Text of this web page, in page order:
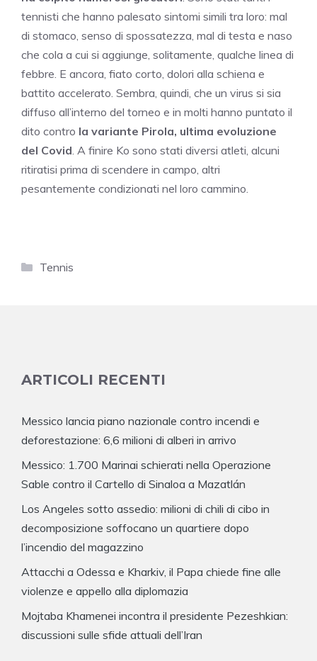
tennisti che hanno palesato sintomi simili tra loro: mal
di stomaco, senso di spossatezza, mal di testa e naso
che cola a cui si aggiunge, solitamente, qualche linea di
febbre. E ancora, fiato corto, dolori alla schiena e
battito accelerato. Sembra, quindi, che un virus si sia
diffuso all’interno del torneo e in molti hanno puntato il
dito contro la variante Pirola, ultima evoluzione
del Covid. A finire Ko sono stati diversi atleti, alcuni
ritiratisi prima di scendere in campo, altri
pesantemente condizionati nel loro cammino.
Categorie
Tennis
ARTICOLI RECENTI
Messico lancia piano nazionale contro incendi e
deforestazione: 6,6 milioni di alberi in arrivo
Messico: 1.700 Marinai schierati nella Operazione
Sable contro il Cartello di Sinaloa a Mazatlán
Los Angeles sotto assedio: milioni di chili di cibo in
decomposizione soffocano un quartiere dopo
l’incendio del magazzino
Attacchi a Odessa e Kharkiv, il Papa chiede fine alle
violenze e appello alla diplomazia
Mojtaba Khamenei incontra il presidente Pezeshkian:
discussioni sulle sfide attuali dell’Iran